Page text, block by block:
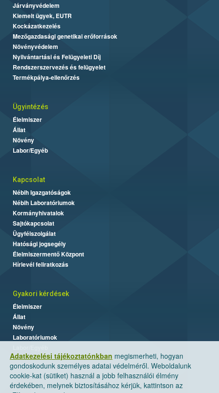
Adatkezelési tájékoztatónkban megismerheti, hogyan
gondoskodunk személyes adatai védelméről. Weboldalunk
cookie-kat (sütiket) használ a jobb felhasználói élmény
érdekében, melynek biztosításához kérjük, kattintson az
Járványvédelem
Kiemelt ügyek, EUTR
Kockázatkezelés
Mezőgazdasági genetikai erőforrások
Növényvédelem
Nyilvántartási és Felügyeleti Díj
Rendszerszervezés és felügyelet
Termékpálya-ellenőrzés
Ügyintézés
Élelmiszer
Állat
Növény
Labor/Egyéb
Kapcsolat
Nébih Igazgatóságok
Nébih Laboratóriumok
Kormányhivatalok
Sajtókapcsolat
Ügyfélszolgálat
Hatósági jogsegély
Élelmiszermentő Központ
Hírlevél feliratkozás
Gyakori kérdések
Élelmiszer
Állat
Növény
Laboratóriumok